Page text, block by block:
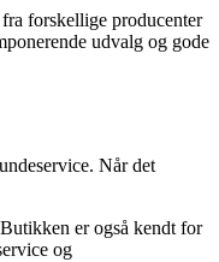
forskellige producenter
udvalg og gode
Når det
er også kendt for
og